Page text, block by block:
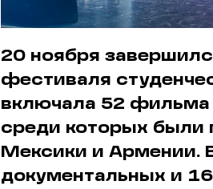
20 ноября
фестиваля
включала 52 фильма
среди которых были
Мексики и Армении.
документальных и